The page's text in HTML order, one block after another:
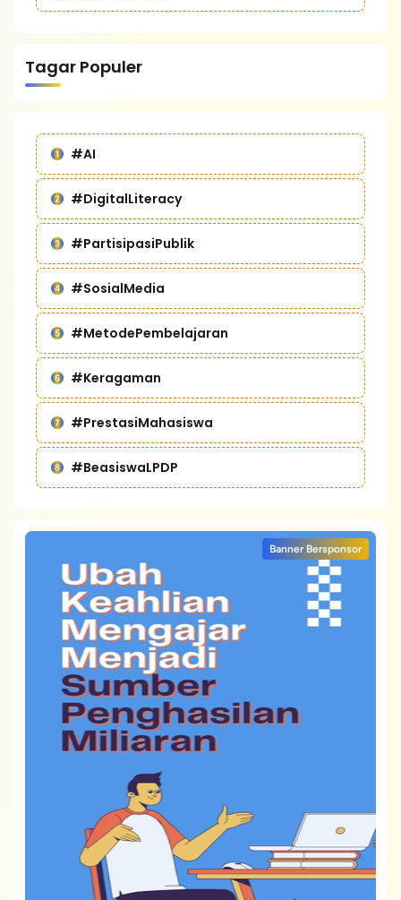
Tagar Populer
#AI
#DigitalLiteracy
#PartisipasiPublik
#SosialMedia
#MetodePembelajaran
#Keragaman
#PrestasiMahasiswa
#BeasiswaLPDP
Banner Bersponsor